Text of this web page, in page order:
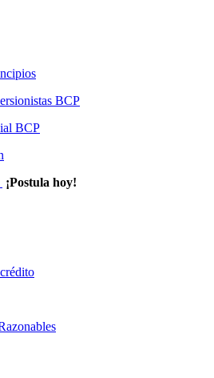
BCP
BCP
¡Postula hoy!